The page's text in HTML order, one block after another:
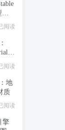
的
阅读
阅读
地
质
阅读
擎